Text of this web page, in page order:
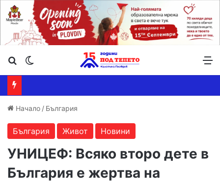
Търсене ...
Начало / България
България Живот Новини
УНИЦЕФ: Всяко второ дете в
България е жертва на